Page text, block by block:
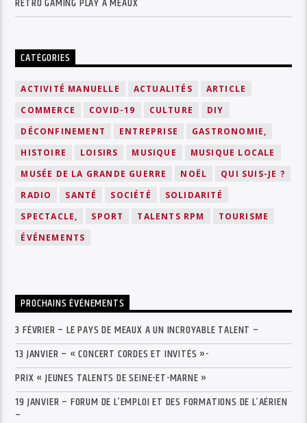
CATÉGORIES
ACTIVITÉ MANUELLE ACTUALITÉS
ARTICLE
COMMERCE
COVID-19 CULTURE
DIY
DÉCONFINEMENT
ENTREPRISE
GASTRONOMIE,
HISTOIRE
LOISIRS MUSIQUE
MUSIQUE LOCALE
MUSÉE DE LA GRANDE GUERRE
NOËL
QUI SUIS-JE ?
RADIO
SANTÉ SOCIÉTÉ
SOLIDARITÉ
SPECTACLE,
SPORT TALENTS RPM
TOURISME
ÉVÉNEMENTS
PROCHAINS ÉVÉNEMENTS
3 FÉVRIER – LE PAYS DE MEAUX A UN INCROYABLE TALENT –
13 JANVIER – « CONCERT CORDES ET INVITÉS »-
PRIX « JEUNES TALENTS DE SEINE-ET-MARNE »
19 JANVIER – FORUM DE L’EMPLOI ET DES FORMATIONS DE L’AÉRIEN
–